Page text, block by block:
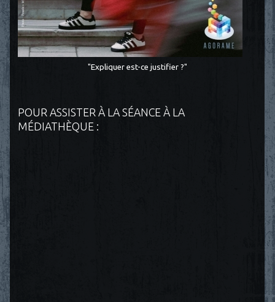
"Expliquer est-ce justifier ?"
POUR ASSISTER À LA SÉANCE À LA
MÉDIATHÈQUE :